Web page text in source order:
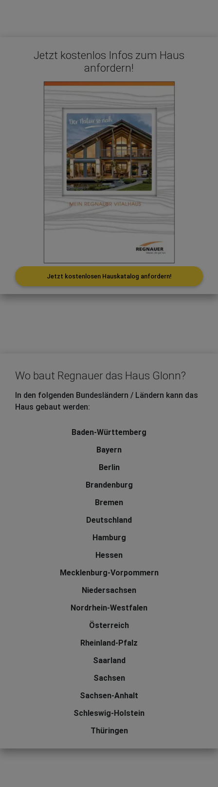
Jetzt kostenlos Infos zum Haus
anfordern!
Jetzt kostenlosen Hauskatalog anfordern!
Wo baut Regnauer das Haus Glonn?
In den folgenden Bundesländern / Ländern kann das
Haus gebaut werden:
Baden-Württemberg
Bayern
Berlin
Brandenburg
Bremen
Deutschland
Hamburg
Hessen
Mecklenburg-Vorpommern
Niedersachsen
Nordrhein-Westfalen
Österreich
Rheinland-Pfalz
Saarland
Sachsen
Sachsen-Anhalt
Schleswig-Holstein
Thüringen